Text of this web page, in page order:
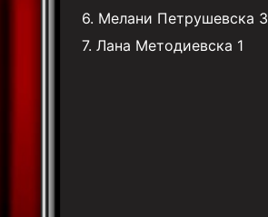
6. Мелани Петрушевска 3
7.Лана Методиевска 1